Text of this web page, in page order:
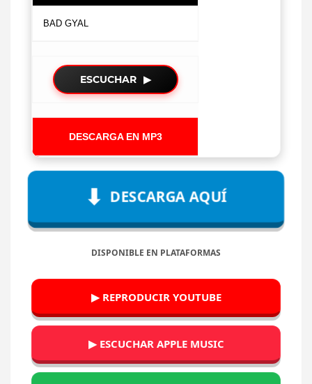
BAD GYAL
ESCUCHAR ▶
DESCARGA EN MP3
⬇ DESCARGA AQUÍ
DISPONIBLE EN PLATAFORMAS
▶ REPRODUCIR YOUTUBE
▶ ESCUCHAR APPLE MUSIC